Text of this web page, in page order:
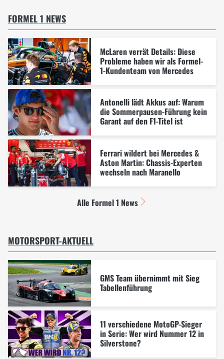
FORMEL 1 NEWS
McLaren verrät Details: Diese
Probleme haben wir als Formel-
1-Kundenteam von Mercedes
Antonelli lädt Akkus auf: Warum
die Sommerpausen-Führung kein
Garant auf den F1-Titel ist
Ferrari wildert bei Mercedes &
Aston Martin: Chassis-Experten
wechseln nach Maranello
Alle Formel 1 News
MOTORSPORT-AKTUELL
GMS Team übernimmt mit Sieg
Tabellenführung
11 verschiedene MotoGP-Sieger
in Serie: Wer wird Nummer 12 in
Silverstone?